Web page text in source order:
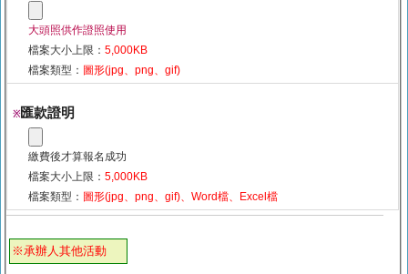
大頭照供作證照使用
檔案大小上限： 5,000KB
檔案類型： 圖形(jpg、png、gif)
※匯款證明
繳費後才算報名成功
檔案大小上限： 5,000KB
檔案類型： 圖形(jpg、png、gif)、Word檔、Excel檔
※承辦人其他活動